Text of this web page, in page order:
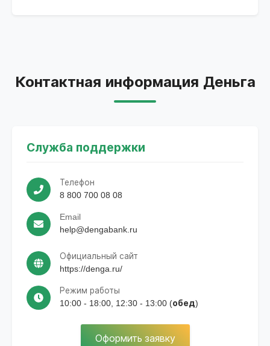
Контактная информация Деньга
Служба поддержки
Телефон
8 800 700 08 08
Email
help@dengabank.ru
Официальный сайт
https://denga.ru/
Режим работы
10:00 - 18:00, 12:30 - 13:00 (обед)
Оформить заявку